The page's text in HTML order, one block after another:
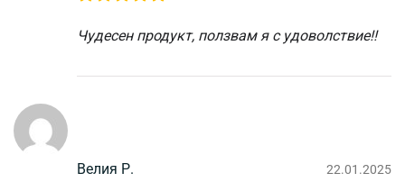
Чудесен продукт, ползвам я с удоволствие!!
Велия Р. 22.01.2025